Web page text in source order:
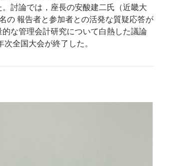
討論では，座長の安酸建二氏（近畿大
の 報告者と参加者との活発な質疑応答が
な管理会計研究について白熱した議論
全国大会が終了した。